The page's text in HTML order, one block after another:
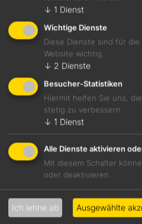
Komplexer, würziger Stil mit
und Mandeln. Wärmend und
Foodpairing-Empfehlung
Carne Salata mit süß-sauren
Weinart
Geschmack
trocken
↓ 1 Dienst
Wichtige Dienste
Diese Dienste sind für
Website wichtig.
↓ 2 Dienste
Besucher-Statistiken
Hiermit helfen Sie uns,
stetig zu verbessern
↓ 1 Dienst
Alle Dienste aktivieren
Mit diesem Schalter
oder deaktivieren.
Ich lehne ab Ausgewählte